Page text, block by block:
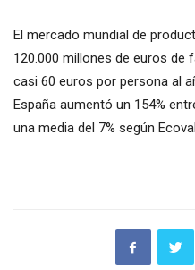
El mercado mundial de
120.000 millones de euros de
casi 60 euros por persona al
España aumentó un 154%
una media del 7% según